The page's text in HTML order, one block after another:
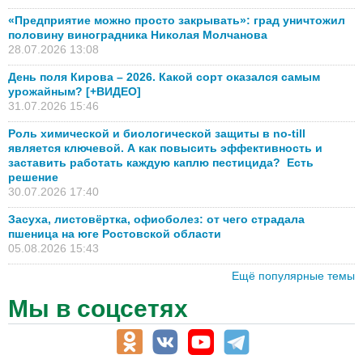
«Предприятие можно просто закрывать»: град уничтожил
половину виноградника Николая Молчанова
28.07.2026 13:08
День поля Кирова – 2026. Какой сорт оказался самым
урожайным? [+ВИДЕО]
31.07.2026 15:46
Роль химической и биологической защиты в no-till
является ключевой. А как повысить эффективность и
заставить работать каждую каплю пестицида? Есть
решение
30.07.2026 17:40
Засуха, листовёртка, офиоболез: от чего страдала
пшеница на юге Ростовской области
05.08.2026 15:43
Ещё популярные темы
Мы в соцсетях